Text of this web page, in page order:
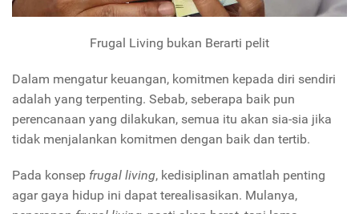
Frugal Living bukan Berarti pelit
Dalam mengatur keuangan, komitmen kepada diri sendiri
adalah yang terpenting. Sebab, seberapa baik pun
perencanaan yang dilakukan, semua itu akan sia-sia jika
tidak menjalankan komitmen dengan baik dan tertib.
Pada konsep frugal living, kedisiplinan amatlah penting
agar gaya hidup ini dapat terealisasikan. Mulanya,